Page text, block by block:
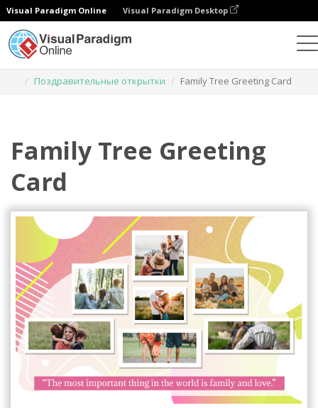
Visual Paradigm Online Visual Paradigm Desktop
Поздравительные открытки
Family Tree Greeting Card
Family Tree Greeting
Card